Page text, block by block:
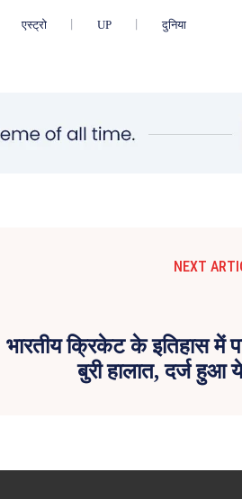
एस्ट्रो UP दुनिया
NEXT
भारतीय क्रिकेट के इतिहास में
बुरी हालात, दर्ज हुआ ये